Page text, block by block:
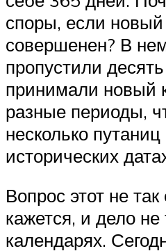
споры, если
совершенен? В
пропустили
принимали новый
разные периоды,
несколько
исторических
Вопрос этот не
кажется, и дело не
календарях.